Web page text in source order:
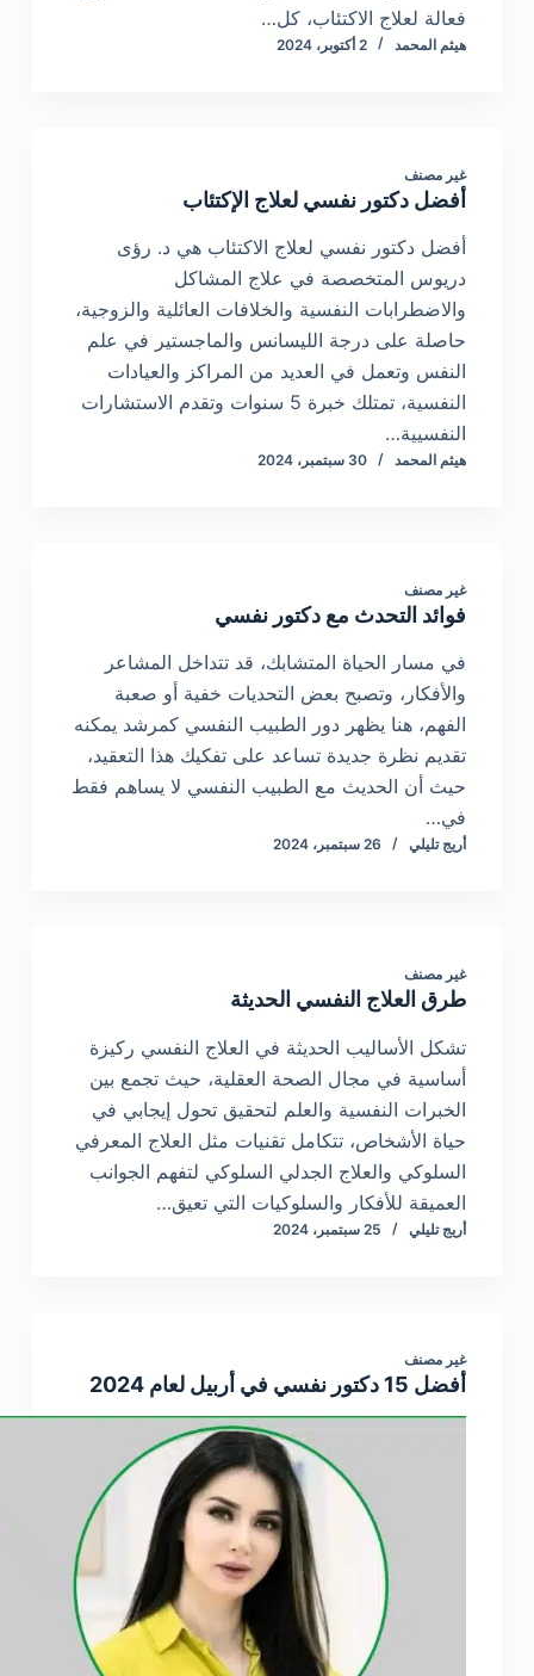
فعالة لعلاج الاكتئاب، كل…
هيثم المحمد 2 أكتوبر، 2024
غير مصنف
أفضل دكتور نفسي لعلاج الإكتئاب
أفضل دكتور نفسي لعلاج الاكتئاب هي د. رؤى
دريوس المتخصصة في علاج المشاكل
والاضطرابات النفسية والخلافات العائلية والزوجية،
حاصلة على درجة الليسانس والماجستير في علم
النفس وتعمل في العديد من المراكز والعيادات
النفسية، تمتلك خبرة 5 سنوات وتقدم الاستشارات
النفسيية…
هيثم المحمد 30 سبتمبر، 2024
غير مصنف
فوائد التحدث مع دكتور نفسي
في مسار الحياة المتشابك، قد تتداخل المشاعر
والأفكار، وتصبح بعض التحديات خفية أو صعبة
الفهم، هنا يظهر دور الطبيب النفسي كمرشد يمكنه
تقديم نظرة جديدة تساعد على تفكيك هذا التعقيد،
حيث أن الحديث مع الطبيب النفسي لا يساهم فقط
في…
أريج تليلي 26 سبتمبر، 2024
غير مصنف
طرق العلاج النفسي الحديثة
تشكل الأساليب الحديثة في العلاج النفسي ركيزة
أساسية في مجال الصحة العقلية، حيث تجمع بين
الخبرات النفسية والعلم لتحقيق تحول إيجابي في
حياة الأشخاص، تتكامل تقنيات مثل العلاج المعرفي
السلوكي والعلاج الجدلي السلوكي لتفهم الجوانب
العميقة للأفكار والسلوكيات التي تعيق…
أريج تليلي 25 سبتمبر، 2024
غير مصنف
أفضل 15 دكتور نفسي في أربيل لعام 2024